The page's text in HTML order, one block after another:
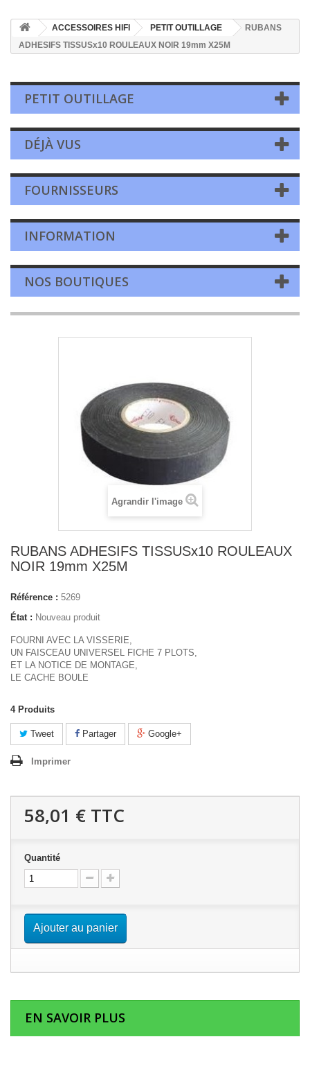
ACCESSOIRES HIFI PETIT OUTILLAGE
RUBANS
ADHESIFS TISSUSx10 ROULEAUX NOIR 19mm X25M
PETIT OUTILLAGE
DÉJÀ VUS
FOURNISSEURS
INFORMATION
NOS BOUTIQUES
Agrandir l'image
RUBANS ADHESIFS TISSUSx10 ROULEAUX
NOIR 19mm X25M
Référence : 5269
État : Nouveau produit
FOURNI AVEC LA VISSERIE,
UN FAISCEAU UNIVERSEL FICHE 7 PLOTS,
ET LA NOTICE DE MONTAGE,
LE CACHE BOULE
4 Produits
Tweet Partager Google+
Imprimer
58,01 € TTC
Quantité
Ajouter au panier
EN SAVOIR PLUS